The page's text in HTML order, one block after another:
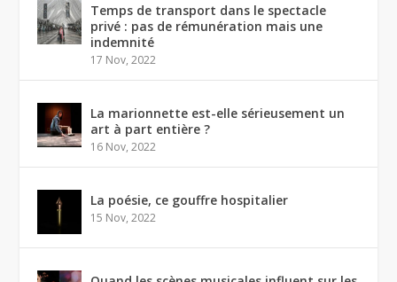
Temps de transport dans le spectacle
privé : pas de rémunération mais une
indemnité
17 Nov, 2022
La marionnette est-elle sérieusement un
art à part entière ?
16 Nov, 2022
La poésie, ce gouffre hospitalier
15 Nov, 2022